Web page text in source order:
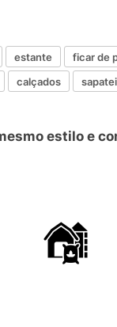
estante
ficar de
calçados
estilo e